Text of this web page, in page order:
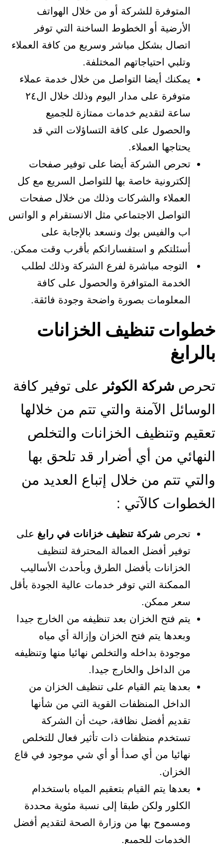
المتوفرة للشركة أو من خلال الهواتف
الأرضية أو الخطوط الساخنة التي توفر
اتصال بشكل مباشر وسريع من كافة العملاء
وتلبي احتياجاتهم المختلفة.
يمكنك أيضا التواصل من خلال خدمة عملاء
متوفرة على مدار اليوم وذلك خلال ال٢٤
ساعة لتقديم خدمات ممتازة للجميع
والحصول على كافة التساؤلات التي قد
يحتاجها العملاء.
تحرص الشركة أيضا على توفير صفحات
إلكترونية خاصة بها للتواصل السريع مع كل
العملاء والشركات وذلك من خلال صفحات
التواصل الاجتماعي مثل الانستقرام و الواتس
اب والفيس بوك ونسعد بالإجابة على
أسئلتكم و استفساراتكم بأقرب وقت ممكن.
التوجه مباشرة لفرع الشركة وذلك لطلب
الخدمة المتوافرة والحصول على كافة
المعلومات بصورة واضحة وجودة فائقة.
خطوات تنظيف الخزانات
بالرابغ
تحرص شركة الكوثر
على توفير كافة
الوسائل الآمنة والتي تتم من خلالها
تعقيم وتنظيف الخزانات والتخلص
النهائي من أي أضرار قد تلحق بها
والتي تتم من خلال إتباع العديد من
الخطوات كالآتي :
تحرص شركة تنظيف خزانات في رابغ على
توفير أفضل العمالة المحترفة لتنظيف
الخزانات بأفضل الطرق وبأحدث الأساليب
الممكنة التي توفر خدمات عالية الجودة بأقل
سعر ممكن.
يتم فتح الخزان بعد تنظيفه من الخارج جيدا
وبعدها يتم فتح الخزان وإزالة أي مياه
موجودة بداخله والتخلص نهائيا منها وتنظيفه
من الداخل والخارج جيدا.
بعدها يتم القيام على تنظيف الخزان من
الداخل المنظفات القوية التي من شأنها
تقديم أفضل نظافة، حيث أن الشركة
تستخدم منظفات ذات تأثير فعال للتخلص
نهائيا من أي صدأ أو أي شي موجود في قاع
الخزان.
بعدها يتم القيام بتعقيم المياه باستخدام
الكلور ولكن طبقا إلى نسبة مئوية محددة
ومسموح بها من وزارة الصحة لتقديم أفضل
الخدمات للجميع.